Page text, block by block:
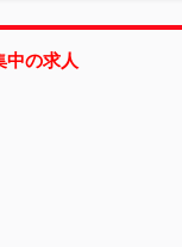
中の求人